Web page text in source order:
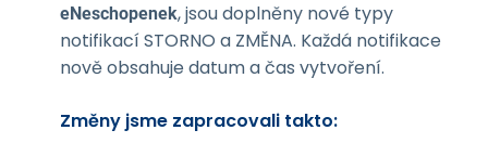
eNeschopenek, jsou doplněny nové typy
notifikací STORNO a ZMĚNA. Každá notifikace
nově obsahuje datum a čas vytvoření.
Změny jsme zapracovali takto: